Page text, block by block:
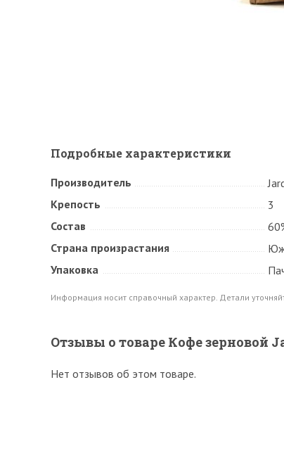
Подробные характеристики
Производитель
Крепость
3
Состав
Страна произрастания
Упаковка
Информация носит справочный характер. Детали
Отзывы о товаре Кофе зерновой
Нет отзывов об этом товаре.